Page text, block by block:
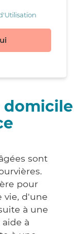
domicile
sont
pour
vie, d'une
à une
à